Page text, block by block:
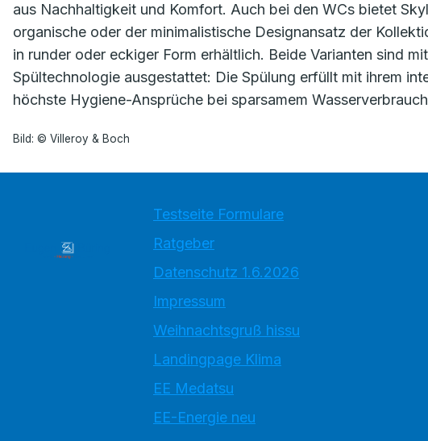
aus Nachhaltigkeit und Komfort. Auch bei den WCs bietet
organische oder der minimalistische Designansatz der
in runder oder eckiger Form erhältlich. Beide Varianten sind
Spültechnologie ausgestattet: Die Spülung erfüllt mit ihrem
höchste Hygiene-Ansprüche bei sparsamem
Bild: © Villeroy & Boch
Testseite Formulare
Ratgeber
Datenschutz 1.6.2026
Impressum
Weihnachtsgruß hissu
Landingpage Klima
EE Medatsu
EE-Energie neu